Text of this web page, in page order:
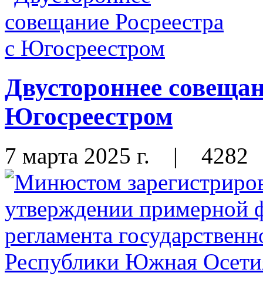
Двустороннее
Югосреестром
7 марта 2025 г. | 4282